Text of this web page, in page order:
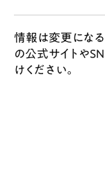
情報は変更にな
の公式サイトや
けください。